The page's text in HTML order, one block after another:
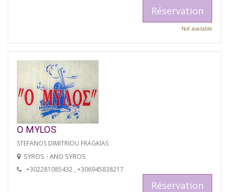
Réservation
Not available
O MYLOS
STEFANOS DIMITRIOU FRAGKIAS
SYROS - ANO SYROS
+302281085432 , +306945838217
Réservation